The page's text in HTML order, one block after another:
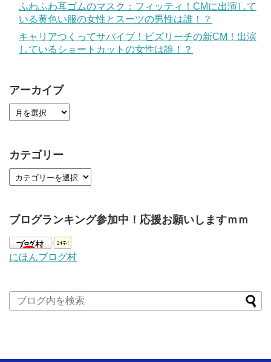
ふわふわ耳ゴムのマスク：フィッティ！CMに出演して
いる黄色い服の女性とスーツの男性は誰！？
キャリアつくってサバイブ！ビズリーチの新CM！出演
しているショートカットの女性は誰！？
アーカイブ
カテゴリー
ブログランキング参加中！応援お願いしますｍｍ
にほんブログ村